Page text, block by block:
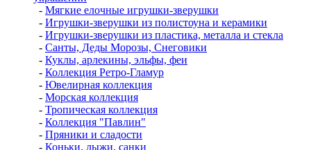
- Мягкие елочные игрушки-зверушки
- Игрушки-зверушки из полистоуна и керамики
- Игрушки-зверушки из пластика, металла и стекла
- Санты, Деды Морозы, Снеговики
- Куклы, арлекины, эльфы, феи
- Коллекция Ретро-Гламур
- Ювелирная коллекция
- Морская коллекция
- Тропическая коллекция
- Коллекция "Павлин"
- Пряники и сладости
- Коньки, лыжи, санки